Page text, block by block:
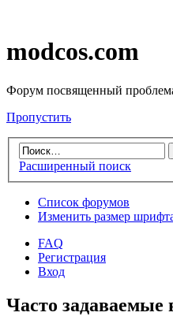
modcos.com
Форум посвященный
Пропустить
Расширенный поиск
Список форумов
Изменить размер
FAQ
Регистрация
Вход
Часто задаваемые